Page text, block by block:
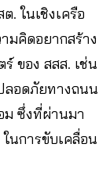
. ในเชิงเครือ
มคิดอยากสร้าง
ของ สสส. เช่น
ลอดภัยทางถนน
ม ซึ่งที่ผ่านมา
นการขับเคลื่อน